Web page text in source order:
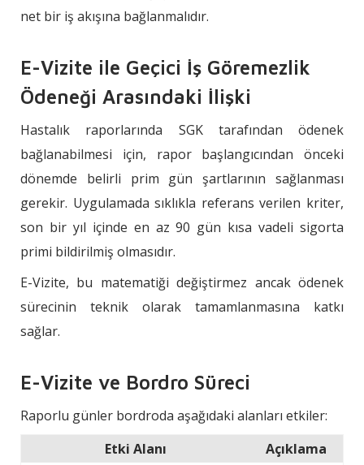
net bir iş akışına bağlanmalıdır.
E-Vizite ile Geçici İş Göremezlik
Ödeneği Arasındaki İlişki
Hastalık raporlarında SGK tarafından ödenek
bağlanabilmesi için, rapor başlangıcından önceki
dönemde belirli prim gün şartlarının sağlanması
gerekir. Uygulamada sıklıkla referans verilen kriter,
son bir yıl içinde en az 90 gün kısa vadeli sigorta
primi bildirilmiş olmasıdır.
E-Vizite, bu matematiği değiştirmez ancak ödenek
sürecinin teknik olarak tamamlanmasına katkı
sağlar.
E-Vizite ve Bordro Süreci
Raporlu günler bordroda aşağıdaki alanları etkiler:
Etki Alanı
Açıklama